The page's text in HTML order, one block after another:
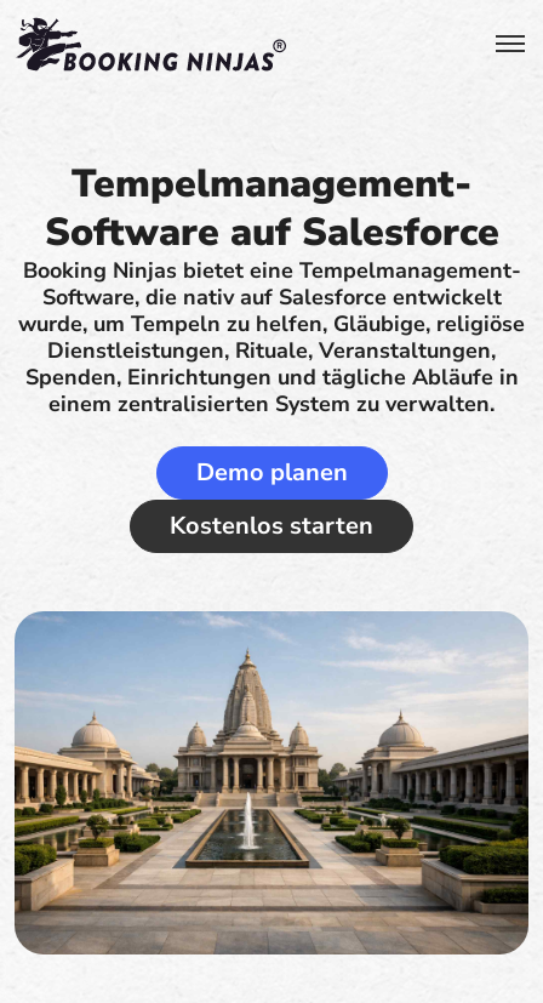
Tempelmanagement-
Software auf Salesforce
Booking Ninjas bietet eine Tempelmanagement-
Software, die nativ auf Salesforce entwickelt
wurde, um Tempeln zu helfen, Gläubige, religiöse
Dienstleistungen, Rituale, Veranstaltungen,
Spenden, Einrichtungen und tägliche Abläufe in
einem zentralisierten System zu verwalten.
Demo planen
Kostenlos starten